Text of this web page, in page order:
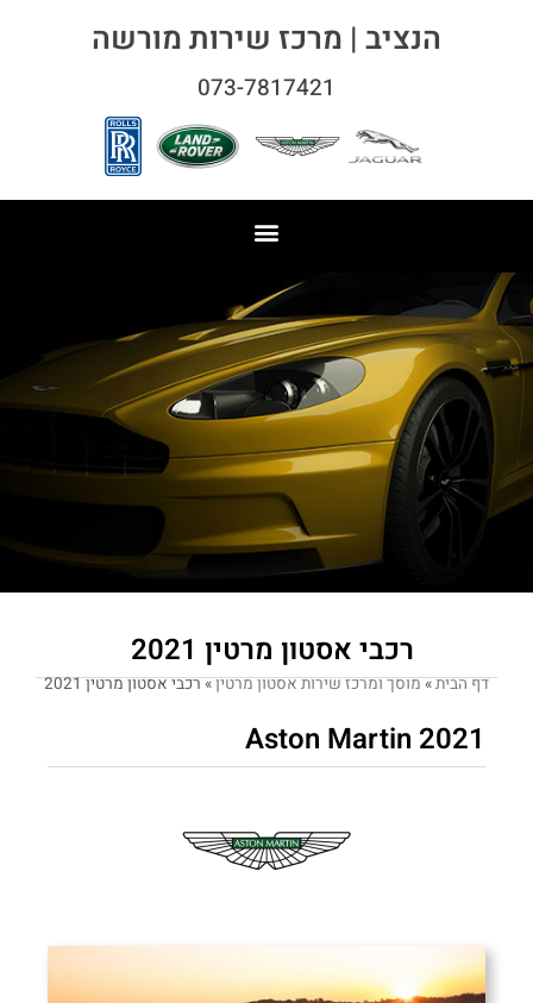
הנציב | מרכז שירות מורשה
073-7817421
רכבי אסטון מרטין 2021
דף הבית»מוסך ומרכז שירות אסטון מרטין»רכבי אסטון מרטין 2021
Aston Martin 2021